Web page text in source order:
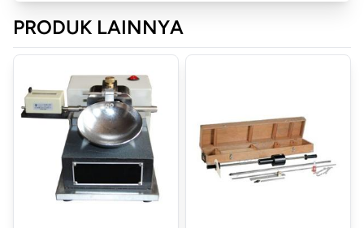
PRODUK LAINNYA